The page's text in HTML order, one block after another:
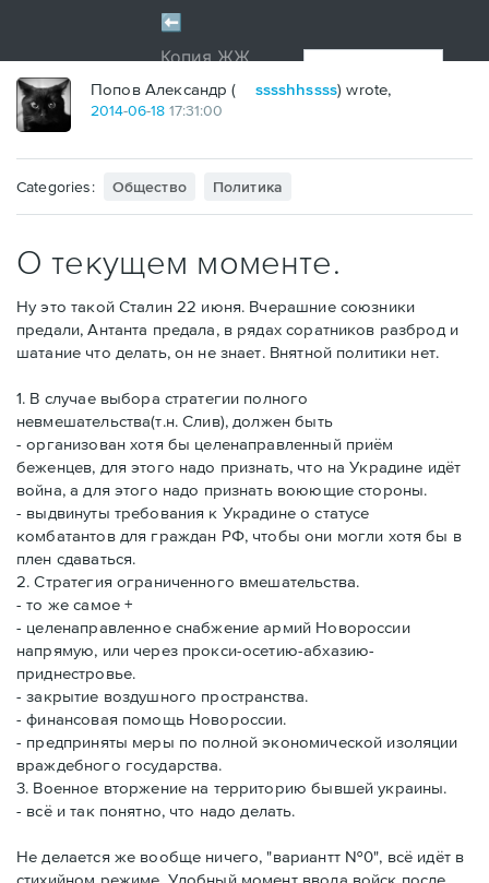
Попов Александр ( sssshhssss) wrote,
2014-06-18 17:31:00
Categories: Общество Политика
О текущем моменте.
Ну это такой Сталин 22 июня. Вчерашние союзники
предали, Антанта предала, в рядах соратников разброд и
шатание что делать, он не знает. Внятной политики нет.
1. В случае выбора стратегии полного
невмешательства(т.н. Слив), должен быть
- организован хотя бы целенаправленный приём
беженцев, для этого надо признать, что на Украдине идёт
война, а для этого надо признать воюющие стороны.
- выдвинуты требования к Украдине о статусе
комбатантов для граждан РФ, чтобы они могли хотя бы в
плен сдаваться.
2. Стратегия ограниченного вмешательства.
- то же самое +
- целенаправленное снабжение армий Новороссии
напрямую, или через прокси-осетию-абхазию-
приднестровье.
- закрытие воздушного пространства.
- финансовая помощь Новороссии.
- предприняты меры по полной экономической изоляции
враждебного государства.
3. Военное вторжение на территорию бывшей украины.
- всё и так понятно, что надо делать.
Не делается же вообще ничего, "вариантт №0", всё идёт в